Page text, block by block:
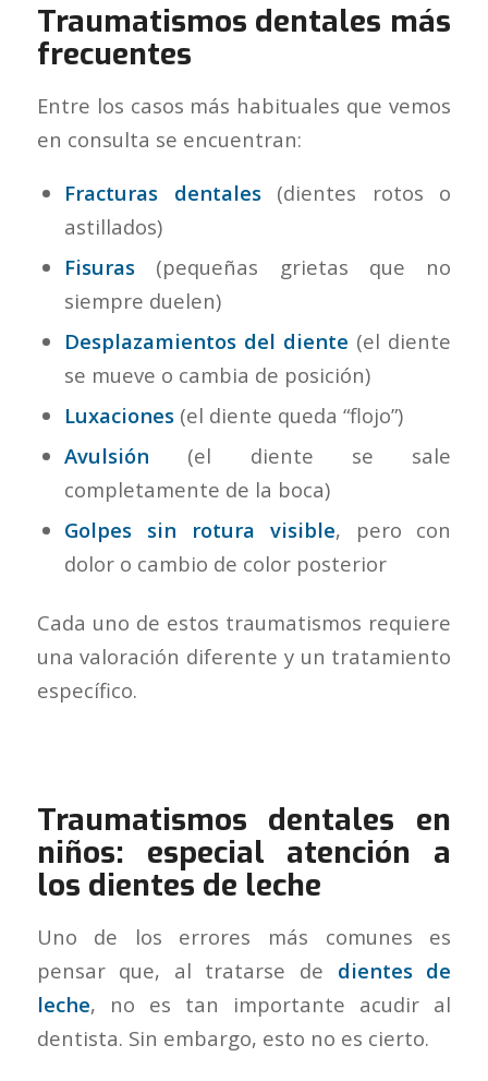
Traumatismos dentales más
frecuentes
Entre los casos más habituales que vemos
en consulta se encuentran:
Fracturas dentales(dientes rotos o
astillados)
Fisuras(pequeñas grietas que no
siempre duelen)
Desplazamientos del diente (el diente
se mueve o cambia de posición)
Luxaciones(el diente queda “flojo”)
Avulsión (el diente se sale
completamente de la boca)
Golpes sin rotura visible, pero con
dolor o cambio de color posterior
Cada uno de estos traumatismos requiere
una valoración diferente y un tratamiento
específico.
Traumatismos dentales en
niños: especial atención a
los dientes de leche
Uno de los errores más comunes es
pensar que, al tratarse de dientes de
leche, no es tan importante acudir al
dentista. Sin embargo, esto no es cierto.